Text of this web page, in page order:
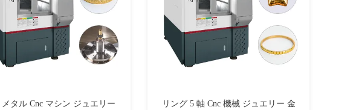
メタル Cnc マシン ジュエリー
リング 5 軸 Cnc 機械 ジュエリー 金